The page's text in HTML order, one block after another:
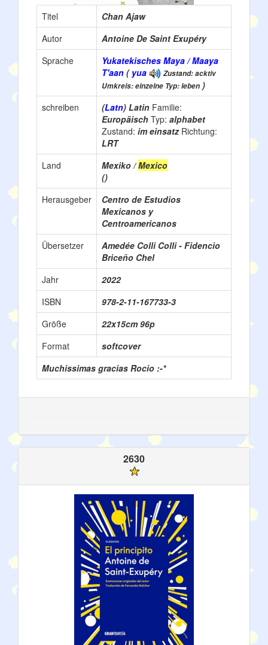
Titel
Chan Ajaw
Autor
Antoine De Saint Exupéry
Sprache
Yukatekisches Maya / Maaya
T'aan ( yua
Zustand: acktiv
Umkreis: einzelne Typ: leben )
schreiben
(Latn) Latin Familie:
Europäisch Typ: alphabet
Zustand: im einsatz Richtung:
LRT
Land
Mexiko /Mexico
()
Herausgeber
Centro de Estudios
Mexicanos y
Centroamericanos
Übersetzer
Amedée Colli Colli - Fidencio
Briceño Chel
Jahr
2022
ISBN
978-2-11-167733-3
Größe
22x15cm 96p
Format
softcover
Muchissimas gracias Rocio :-*
2630